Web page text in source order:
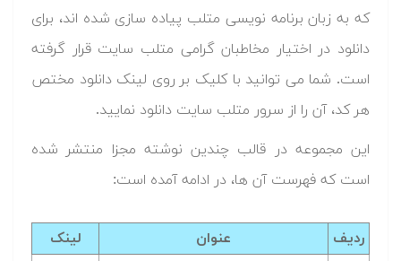
که به زبان برنامه نویسی متلب پیاده سازی شده اند، برای
دانلود در اختیار مخاطبان گرامی متلب سایت قرار گرفته
است. شما می توانید با کلیک بر روی لینک دانلود مختص
هر کد، آن را از سرور متلب سایت دانلود نمایید.‬
این مجموعه در قالب چندین نوشته مجزا منتشر شده
است که فهرست آن ها، در ادامه آمده است:
ردیف عنوان لینک